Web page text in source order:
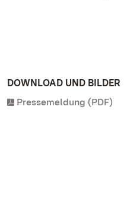
DOWNLOAD UND BILDER
Pressemeldung (PDF)